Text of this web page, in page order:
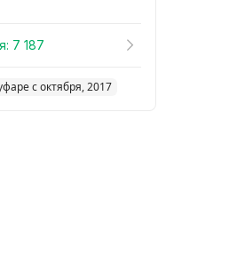
7 187
с октября, 2017